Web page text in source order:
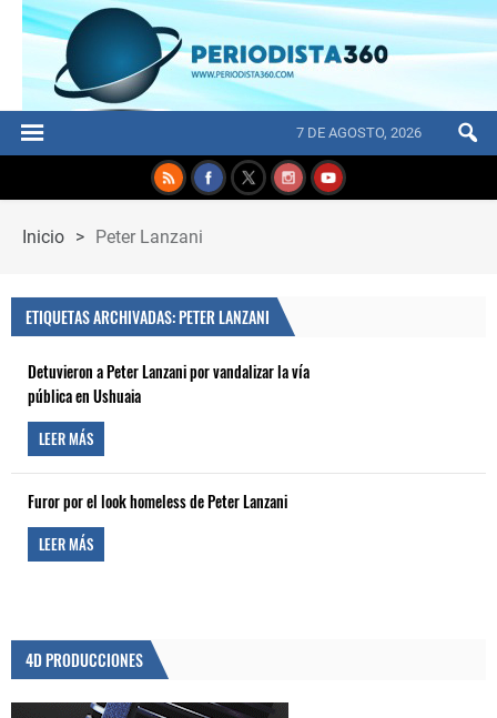
7 DE AGOSTO, 2026
Inicio > Peter Lanzani
ETIQUETAS ARCHIVADAS: PETER LANZANI
Detuvieron a Peter Lanzani por vandalizar la vía
pública en Ushuaia
LEER MÁS
Furor por el look homeless de Peter Lanzani
LEER MÁS
4D PRODUCCIONES